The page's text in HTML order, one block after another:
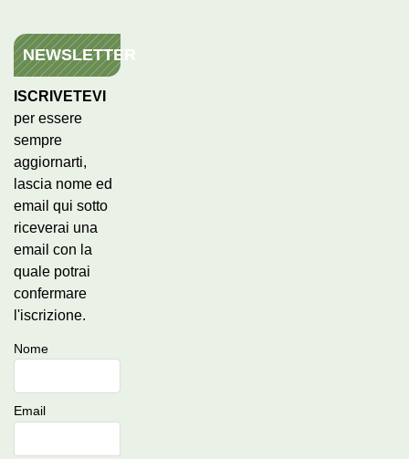
NEWSLETTER
ISCRIVETEVI
per essere
sempre
aggiornarti,
lascia nome ed
email qui sotto
riceverai una
email con la
quale potrai
confermare
l'iscrizione.
Nome
Email